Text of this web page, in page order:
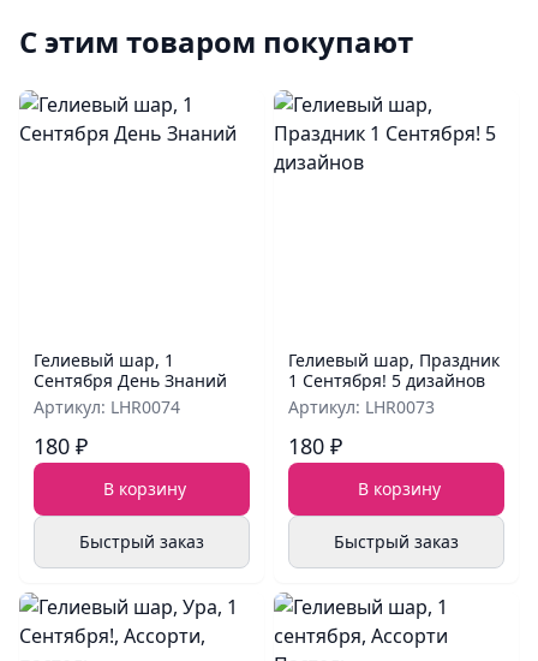
С этим товаром покупают
Гелиевый шар, 1
Сентября День Знаний
Артикул: LHR0074
180 ₽
В корзину
Быстрый заказ
Гелиевый шар, Праздник
1 Сентября! 5 дизайнов
Артикул: LHR0073
180 ₽
В корзину
Быстрый заказ